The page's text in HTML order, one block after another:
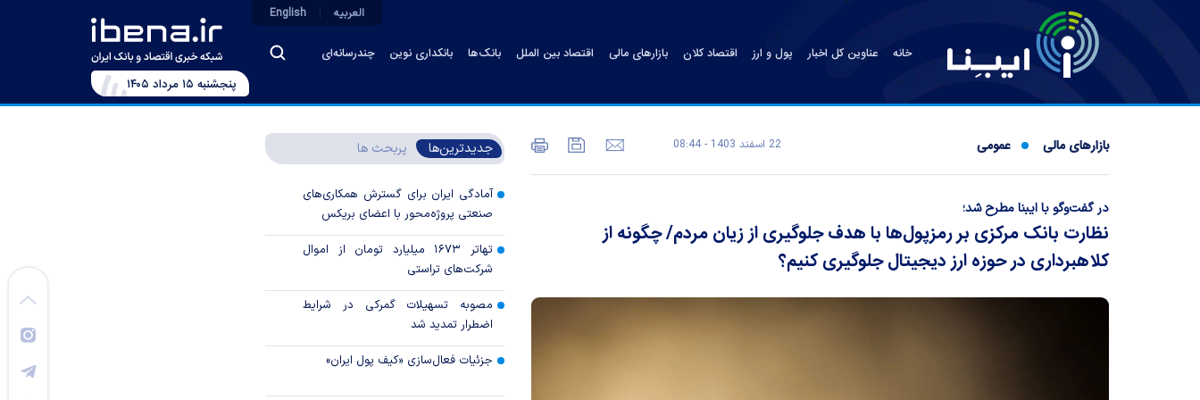
خانه عناوین کل اخبار پول و ارز اقتصاد کلان بازارهای مالی اقتصاد بین الملل بانک‌ها بانکداری نوین چندرسانه‌ای
العربیه English
پنجشنبه ۱۵ مرداد ۱۴۰۵
بازارهای مالی عمومی 22 اسفند 1403 - 08:44
در گفت‌و‌گو با ایبنا مطرح شد؛
نظارت بانک مرکزی بر رمزپول‌ها با هدف جلوگیری از زیان مردم/ چگونه از
کلاهبرداری در حوزه ارز دیجیتال جلوگیری کنیم؟
جدیدترین‌ها پربحث ها
آمادگی ایران برای گسترش همکاری‌های
صنعتی پروژه‌محور با اعضای بریکس
تهاتر ۱۶۷۳ میلیارد تومان از اموال
شرکت‌های تراستی
مصوبه تسهیلات گمرکی در شرایط
اضطرار تمدید شد
جزئیات فعال‌سازی «کیف پول ایران»